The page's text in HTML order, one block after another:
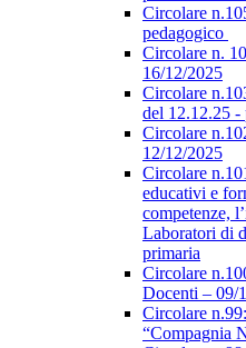
Circolare
pedagogico
Circolare n.
16/12/2025
Circolare
del 12.12.25 -
Circolare
12/12/2025
Circolare
educativi e
competenze,
Laboratori di
primaria
Circolare
Docenti – 09/
Circolare
“Compagnia